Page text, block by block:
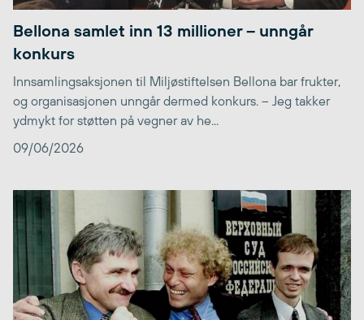
Bellona samlet inn 13 millioner – unngår
konkurs
Innsamlingsaksjonen til Miljøstiftelsen Bellona bar frukter,
og organisasjonen unngår dermed konkurs. – Jeg takker
ydmykt for støtten på vegner av he...
09/06/2026